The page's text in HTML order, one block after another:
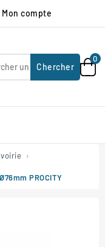
Mon compte
Chercher
0
PROCITY